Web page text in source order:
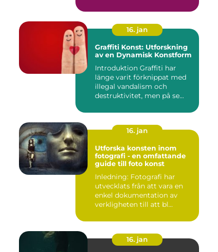
16. jan
Graffiti Konst: Utforskning
av en Dynamisk Konstform
Introduktion Graffiti har
länge varit förknippat med
illegal vandalism och
destruktivitet, men på se...
16. jan
Utforska konsten inom
fotografi - en omfattande
guide till foto konst
Inledning: Fotografi har
utvecklats från att vara en
enkel dokumentation av
verkligheten till att bl...
16. jan